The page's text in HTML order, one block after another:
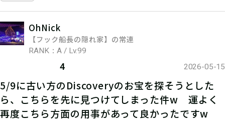
OhNick
【フック船長の隠れ家】の常連
RANK：A / Lv.99
4 2026-05-15
5/9に古い方のDiscoveryのお宝を探そうとした
ら、こちらを先に見つけてしまった件w 運よく
再度こちら方面の用事があって良かったですw